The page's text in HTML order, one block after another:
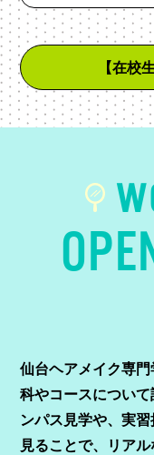
【在校
仙台ヘアメイク専
科やコースについて
ンパス見学や、実
見ることで、リア